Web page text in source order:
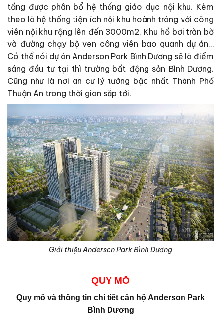
tầng được phân bổ hệ thống giáo dục nội khu. Kèm
theo là hệ thống tiện ích nội khu hoành tráng với công
viên nội khu rộng lên đến 3000m2. Khu hồ bơi tràn bờ
và đường chạy bộ ven công viên bao quanh dự án…
Có thể nói dự án Anderson Park Bình Dương sẽ là điểm
sáng đầu tư tại thì trường bất động sản Bình Dương.
Cũng như là nơi an cư lý tưởng bậc nhất Thành Phố
Thuận An trong thời gian sắp tới.
Giới thiệu Anderson Park Bình Dương
QUY MÔ
Quy mô và thông tin chi tiết căn hộ Anderson Park
Bình Dương